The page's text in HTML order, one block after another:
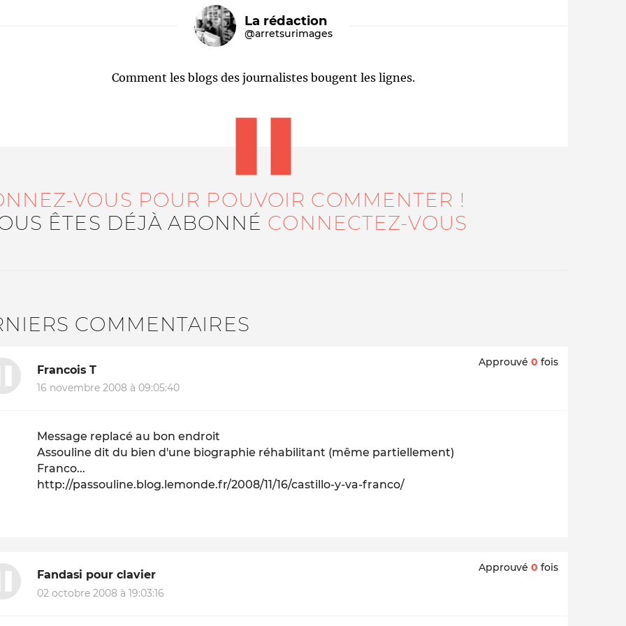
La rédaction
@arretsurimages
Comment les blogs des journalistes bougent les lignes.
VOUS POUR POUVOIR COMMENTER !
ÊTES DÉJÀ ABONNÉ CONNECTEZ-VOUS
COMMENTAIRES
Francois T
16 novembre 2008 à 09:05:40
Approuvé 0 fois
Message replacé au bon endroit
Assouline dit du bien d'une biographie réhabilitant (même partiellement)
Franco...
http://passouline.blog.lemonde.fr/2008/11/16/castillo-y-va-franco/
Fandasi pour clavier
02 octobre 2008 à 19:03:16
Approuvé 0 fois